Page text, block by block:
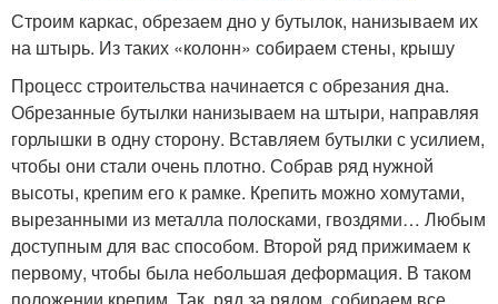
Строим каркас, обрезаем дно у бутылок, нанизываем их
на штырь. Из таких «колонн» собираем стены, крышу
Процесс строительства начинается с обрезания дна.
Обрезанные бутылки нанизываем на штыри, направляя
горлышки в одну сторону. Вставляем бутылки с усилием,
чтобы они стали очень плотно. Собрав ряд нужной
высоты, крепим его к рамке. Крепить можно хомутами,
вырезанными из металла полосками, гвоздями… Любым
доступным для вас способом. Второй ряд прижимаем к
первому, чтобы была небольшая деформация. В таком